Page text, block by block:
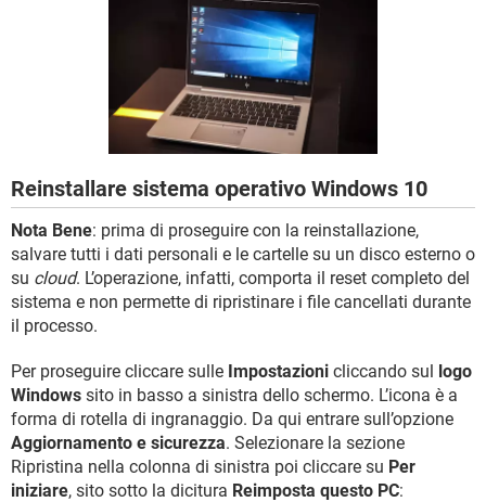
Reinstallare sistema operativo Windows 10
Nota Bene: prima di proseguire con la reinstallazione,
salvare tutti i dati personali e le cartelle su un disco esterno o
su cloud. L’operazione, infatti, comporta il reset completo del
sistema e non permette di ripristinare i file cancellati durante
il processo.
Per proseguire cliccare sulle Impostazioni cliccando sul logo
Windows sito in basso a sinistra dello schermo. L’icona è a
forma di rotella di ingranaggio. Da qui entrare sull’opzione
Aggiornamento e sicurezza. Selezionare la sezione
Ripristina nella colonna di sinistra poi cliccare su Per
iniziare, sito sotto la dicitura Reimposta questo PC: